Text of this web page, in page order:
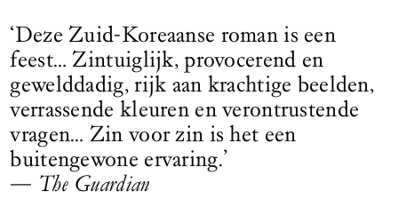
‘Deze Zuid-Koreaanse roman is een
feest… Zintuiglijk, provocerend en
gewelddadig, rijk aan krachtige beelden,
verrassende kleuren en verontrustende
vragen… Zin voor zin is het een
buitengewone ervaring.’
— The Guardian